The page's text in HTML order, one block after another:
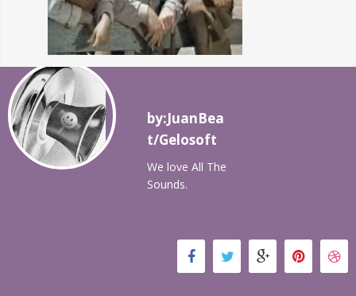
by:JuanBea
t/Gelosoft
We love All The
Sounds.